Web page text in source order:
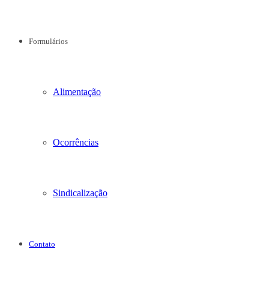
Formulários
Alimentação
Ocorrências
Sindicalização
Contato